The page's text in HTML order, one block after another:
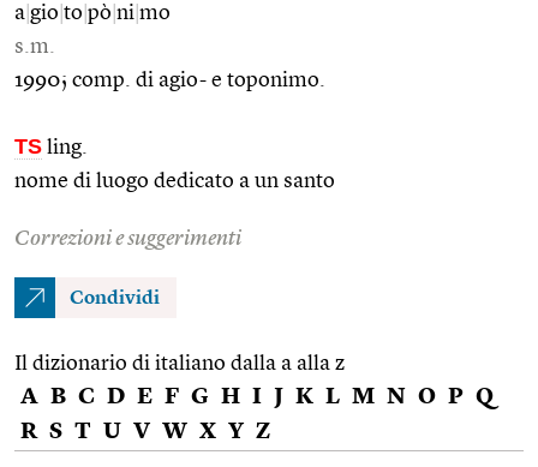
a gio to pò ni mo
s.m.
1990; comp. di agio- e toponimo.
TS ling.
nome di luogo dedicato a un santo
Correzioni e suggerimenti
Condividi
Il dizionario di italiano dalla a alla z
A B C D E F G H I J K L M N O P Q
R S T U V W X Y Z